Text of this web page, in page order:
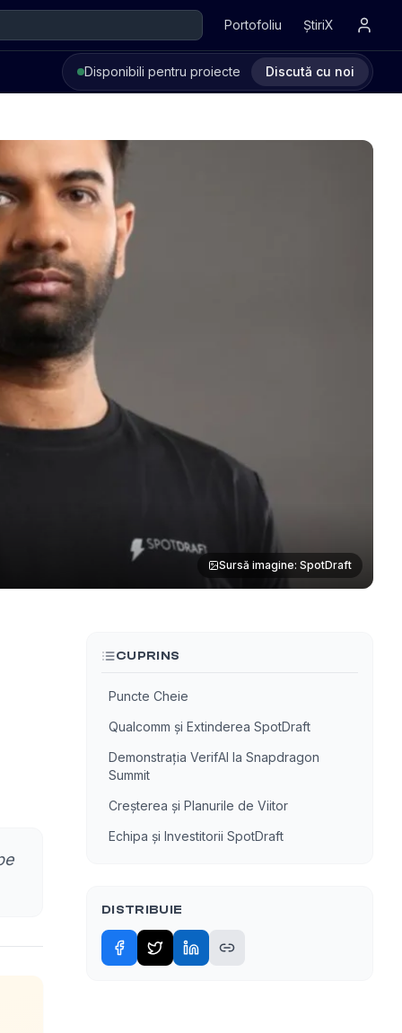
Portofoliu ȘtiriX
Disponibili pentru proiecte Discută cu noi
Sursă imagine: SpotDraft
CUPRINS
Puncte Cheie
Qualcomm și Extinderea SpotDraft
Demonstrația VerifAI la Snapdragon
Summit
Creșterea și Planurile de Viitor
Echipa și Investitorii SpotDraft
DISTRIBUIE